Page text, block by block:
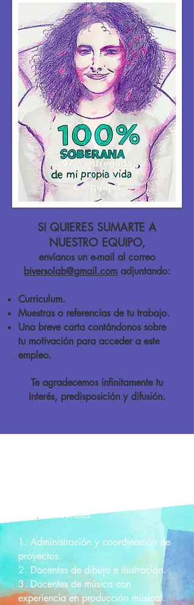
supuesto, esta ideología entiende a
la mujer trans como mujer y
compañera feminista, si así se
identifica ella »
SI QUIERES SUMARTE A
NUESTRO EQUIPO,
envíanos un e-mail al correo
biversolab@gmail.com adjuntando:
Curriculum.
Muestras o referencias de tu trabajo.
Una breve carta contándonos sobre
tu motivación para acceder a este
empleo.
Te agradecemos infinitamente tu
interés, predisposición y difusión.
puestos laborales:
1. Administración y coordinación de
proyectos.
2. Docentes de dibujo e ilustración.
3. Docentes de música ​con
experiencia en producción musical.